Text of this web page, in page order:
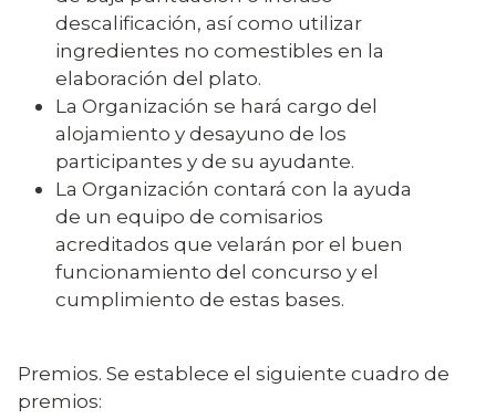
descalificación, así como utilizar
ingredientes no comestibles en la
elaboración del plato.
La Organización se hará cargo del
alojamiento y desayuno de los
participantes y de su ayudante.
La Organización contará con la ayuda
de un equipo de comisarios
acreditados que velarán por el buen
funcionamiento del concurso y el
cumplimiento de estas bases.
Premios. Se establece el siguiente cuadro de
premios: